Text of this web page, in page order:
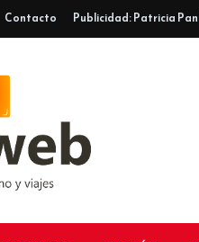
Contacto Publicidad: Patricia